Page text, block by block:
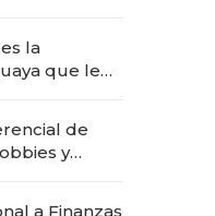
apertura
la
que le
de
y
a Finanzas